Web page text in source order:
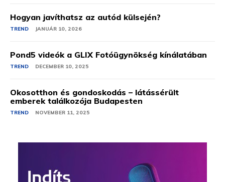
Hogyan javíthatsz az autód külsején?
TREND JANUÁR 10, 2026
Pond5 videók a GLIX Fotóügynökség kínálatában
TREND DECEMBER 10, 2025
Okosotthon és gondoskodás – látássérült
emberek találkozója Budapesten
TREND NOVEMBER 11, 2025